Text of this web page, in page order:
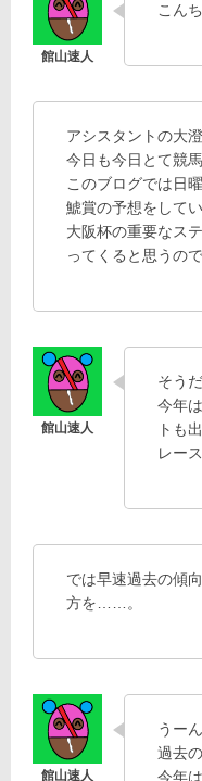
こん
アシスタントの大
今日も今日とて競馬
このブログでは日
鯱賞の予想をしてい
大阪杯の重要なス
ってくると思うの
そうだ
今年
トも
レー
では早速過去の傾
方を……。
うー
過去
今年